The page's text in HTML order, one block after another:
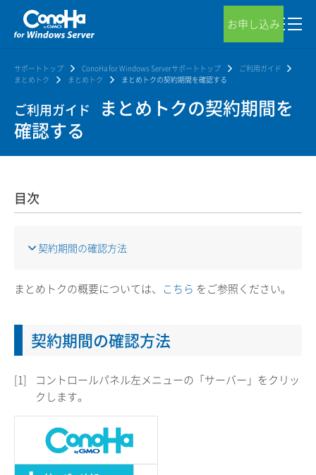
お申し込み
サポートトップ ConoHa for Windows Serverサポートトップ
ご利用ガイド
まとめトク
まとめトク まとめトクの契約期間を確認する
ご利用ガイド
まとめトクの契約期間を
確認する
目次
契約期間の確認方法
まとめトクの概要については、 こちら をご参照ください。
契約期間の確認方法
[1]
コントロールパネル左メニューの「サーバー」をクリッ
クします。